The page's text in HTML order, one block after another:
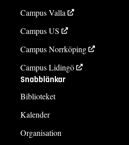
Campus Valla
Campus US
Campus Norrköping
Campus Lidingö
Snabblänkar
Biblioteket
Kalender
Organisation